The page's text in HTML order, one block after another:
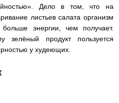
Дело в том, что на
листьев салата организм
больше энергии, чем получает.
зелёный продукт пользуется
у худеющих.